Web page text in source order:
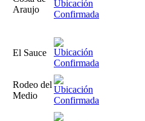
Araujo
El Sauce
Rodeo del
Medio